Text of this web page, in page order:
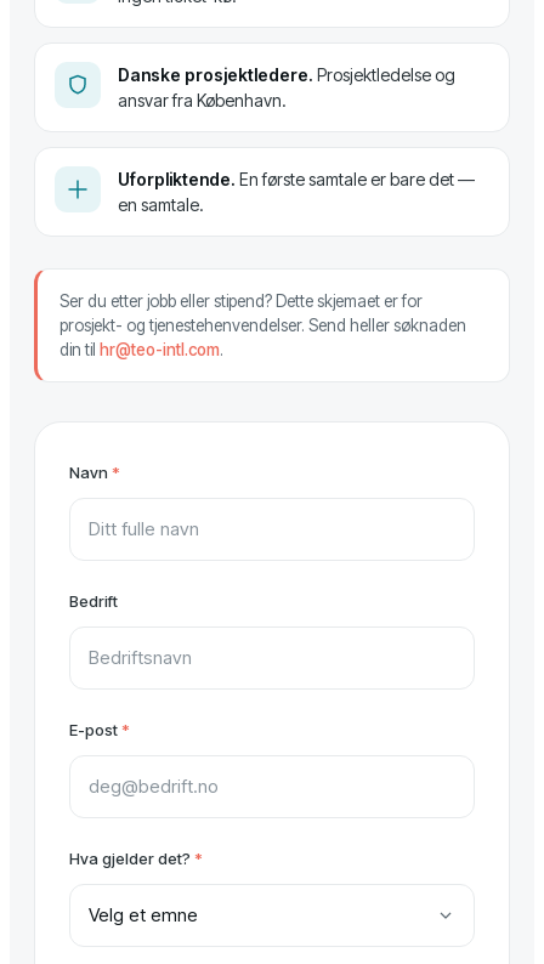
Danske prosjektledere. Prosjektledelse og
ansvar fra København.
Uforpliktende. En første samtale er bare det —
en samtale.
Ser du etter jobb eller stipend? Dette skjemaet er for
prosjekt- og tjenestehenvendelser. Send heller søknaden
din til hr@teo-intl.com.
Navn *
Bedrift
E-post*
Hva gjelder det? *